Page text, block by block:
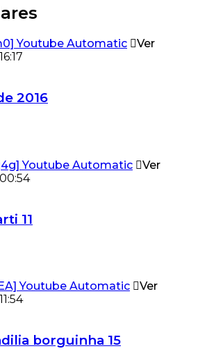
Ver
16:17
2016
Ver
00:54
11
Ver
11:54
borguinha 15